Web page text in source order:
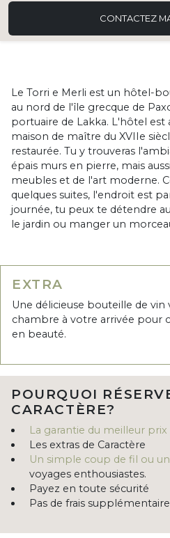
CONTACTEZ
Le Torri e Merli est un hôtel-
au nord de l'île grecque de
portuaire de Lakka. L'hôtel est
maison de maître du XVIIe
restaurée. Tu y trouveras
épais murs en pierre, mais
meubles et de l'art moderne.
quelques suites, l'endroit est
journée, tu peux te détendre
le jardin ou manger un
EXTRA
Une délicieuse bouteille de vin
chambre à votre arrivée pour
en beauté.
POURQUOI
CARACTÈRE?
La garantie du meilleur prix
Les extras de Caractère
Un simple coup de fil ou
voyages enthousiastes.
Payez en toute sécurité
Pas de frais